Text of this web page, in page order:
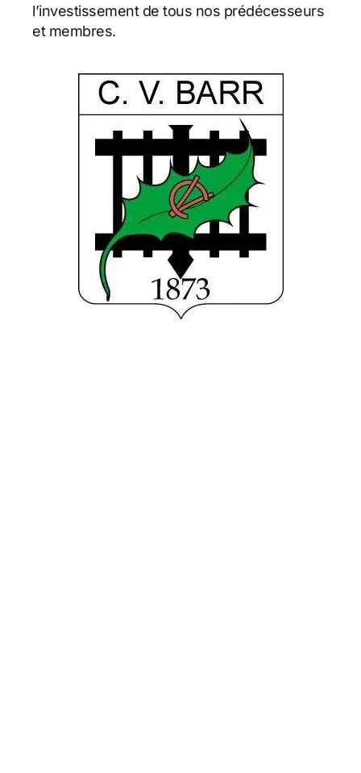
l’investissement de tous nos prédécesseurs
et membres.